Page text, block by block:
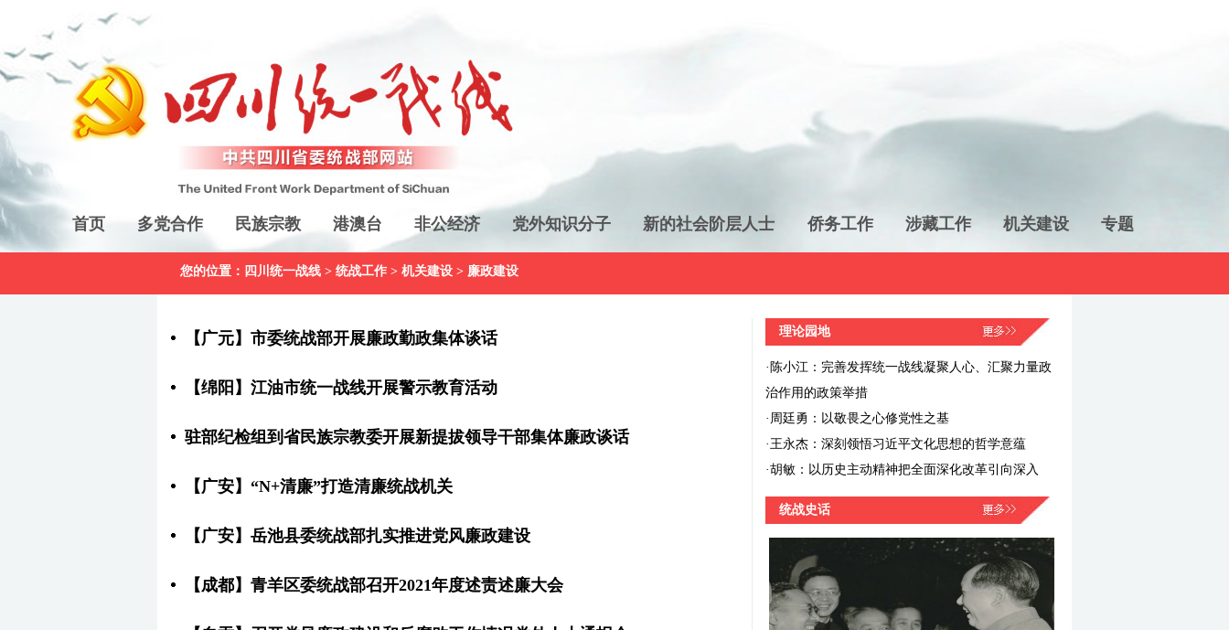
首页 多党合作 民族宗教 港澳台 非公经济 党外知识分子 新的社会阶层人士 侨务工作 涉藏工作 机关建设 专题
您的位置： 四川统一战线 > 统战工作 > 机关建设 > 廉政建设
【广元】市委统战部开展廉政勤政集体谈话
【绵阳】江油市统一战线开展警示教育活动
驻部纪检组到省民族宗教委开展新提拔领导干部集体廉政谈话
【广安】“N+清廉”打造清廉统战机关
【广安】岳池县委统战部扎实推进党风廉政建设
【成都】青羊区委统战部召开2021年度述责述廉大会
理论园地
· 陈小江：完善发挥统一战线凝聚人心、汇聚力量政
治作用的政策举措
· 周廷勇：以敬畏之心修党性之基
·王永杰：深刻领悟习近平文化思想的哲学意蕴
·胡敏：以历史主动精神把全面深化改革引向深入
统战史话